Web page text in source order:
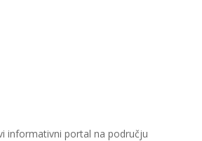
informativni portal na području